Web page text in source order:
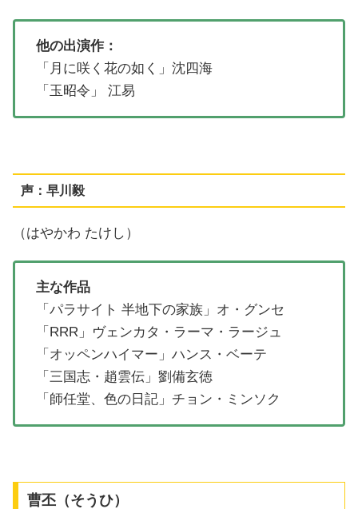
他の出演作：
「月に咲く花の如く」沈四海
「玉昭令」 江易
声：早川毅
（はやかわ たけし）
主な作品
「パラサイト 半地下の家族」オ・グンセ
「RRR」ヴェンカタ・ラーマ・ラージュ
「オッペンハイマー」ハンス・ベーテ
「三国志・趙雲伝」劉備玄徳
「師任堂、色の日記」チョン・ミンソク
曹丕（そうひ）